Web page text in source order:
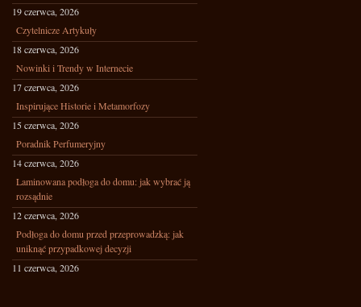
19 czerwca, 2026
Czytelnicze Artykuły
18 czerwca, 2026
Nowinki i Trendy w Internecie
17 czerwca, 2026
Inspirujące Historie i Metamorfozy
15 czerwca, 2026
Poradnik Perfumeryjny
14 czerwca, 2026
Laminowana podłoga do domu: jak wybrać ją
rozsądnie
12 czerwca, 2026
Podłoga do domu przed przeprowadzką: jak
uniknąć przypadkowej decyzji
11 czerwca, 2026